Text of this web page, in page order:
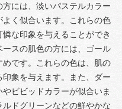
には、淡いパステルカラー
く似合います。これらの色
な印象を与えることができ
スの肌色の方には、ゴール
めです。これらの色は、肌の
印象を与えます。また、ダー
ビビッドカラーが似合いま
ドグリーンなどの鮮やかな